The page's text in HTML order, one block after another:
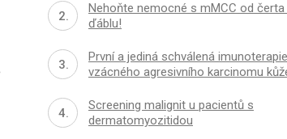
Nehoňte nemocné s mMCC od čerta
ďáblu!
První a jediná schválená imunoterapie
vzácného agresivního karcinomu
Screening malignit u pacientů s
dermatomyozitidou